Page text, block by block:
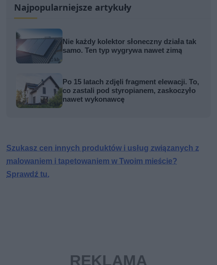
Najpopularniejsze artykuły
Nie każdy kolektor słoneczny działa tak
samo. Ten typ wygrywa nawet zimą
Po 15 latach zdjęli fragment elewacji. To,
co zastali pod styropianem, zaskoczyło
nawet wykonawcę
Szukasz cen innych produktów i usług związanych z
malowaniem i tapetowaniem w Twoim mieście?
Sprawdź tu.